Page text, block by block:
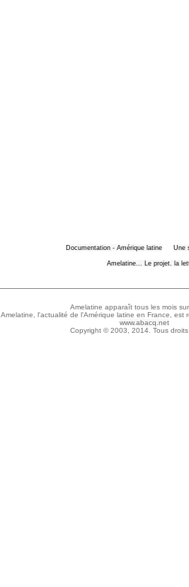
Documentation - Amérique latine Une
Amelatine... Le projet. la
Amelatine apparaît tous les mois
Amelatine, l'actualité de l'Amérique latine en France, est
www.abacq.net
Copyright © 2003, 2014. Tous